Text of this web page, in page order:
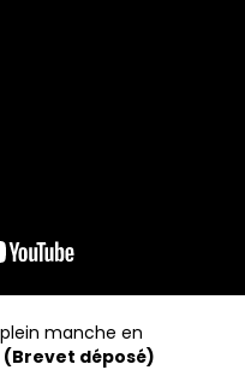
manche en
(Brevet déposé)